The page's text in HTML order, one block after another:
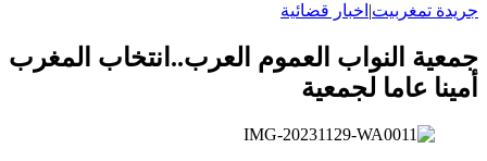
جريدة تمغربيت| اخبار قضائية
جمعية النواب العموم العرب..انتخاب المغرب
أمينا عاما لجمعية